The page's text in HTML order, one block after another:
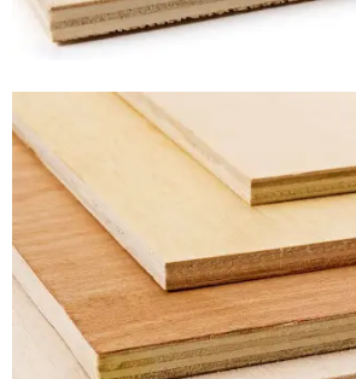
Cepat
Kering,
Kuat